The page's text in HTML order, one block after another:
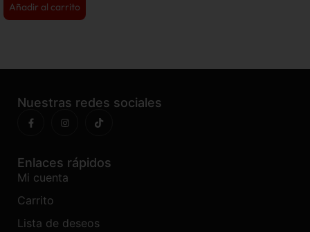
Añadir al carrito
Nuestras redes sociales
Enlaces rápidos
Mi cuenta
Carrito
Lista de deseos